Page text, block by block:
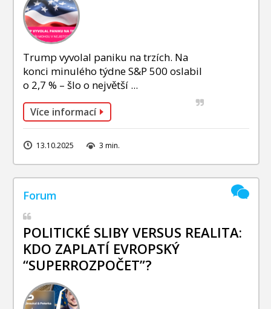
Trump vyvolal paniku na trzích. Na
konci minulého týdne S&P 500 oslabil
o 2,7 % – šlo o největší ...
Více informací
13.10.2025 3 min.
POLITICKÉ SLIBY VERSUS REALITA:
KDO ZAPLATÍ EVROPSKÝ
“SUPERROZPOČET”?